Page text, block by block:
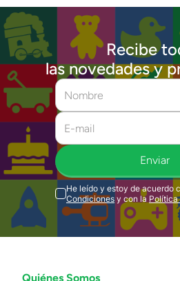
Recibe
las novedades y
Enviar
He leído y estoy de acuerdo
Condiciones y con la Política
Quiénes Somos